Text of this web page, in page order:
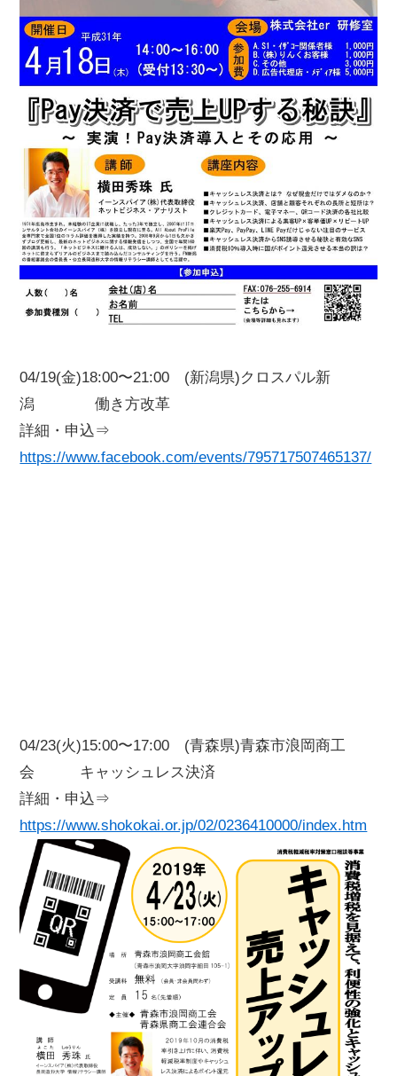
04/19(金)18:00〜21:00 (新潟県)クロスパル新
潟 働き方改革
詳細・申込⇒
https://www.facebook.com/events/795717507465137/
04/23(火)15:00〜17:00 (青森県)青森市浪岡商工
会 キャッシュレス決済
詳細・申込⇒
https://www.shokokai.or.jp/02/0236410000/index.htm